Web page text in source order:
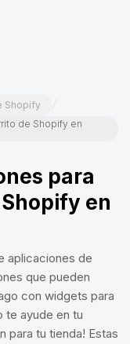
Shopify /
de Shopify en
para
en
aplicaciones de
que pueden
con widgets para
te ayude en tu
para tu tienda! Estas